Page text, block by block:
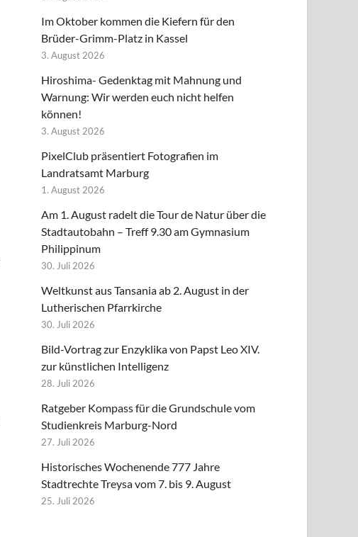
Im Oktober kommen die Kiefern für den
Brüder-Grimm-Platz in Kassel
3. August 2026
Hiroshima- Gedenktag mit Mahnung und
Warnung: Wir werden euch nicht helfen
können!
3. August 2026
PixelClub präsentiert Fotografien im
Landratsamt Marburg
1. August 2026
Am 1. August radelt die Tour de Natur über die
Stadtautobahn – Treff 9.30 am Gymnasium
Philippinum
30. Juli 2026
Weltkunst aus Tansania ab 2. August in der
Lutherischen Pfarrkirche
30. Juli 2026
Bild-Vortrag zur Enzyklika von Papst Leo XIV.
zur künstlichen Intelligenz
28. Juli 2026
Ratgeber Kompass für die Grundschule vom
Studienkreis Marburg-Nord
27. Juli 2026
Historisches Wochenende 777 Jahre
Stadtrechte Treysa vom 7. bis 9. August
25. Juli 2026